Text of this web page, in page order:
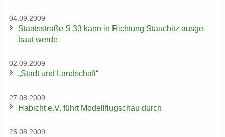
04.09.2009
Staats­stra­ße S 33 kann in Rich­tung Stau­chitz aus­ge­
baut werde
02.09.2009
„Stadt und Land­schaft“
27.08.2009
Ha­bicht e.V. führt Mo­dell­flug­schau durch
25.08.2009